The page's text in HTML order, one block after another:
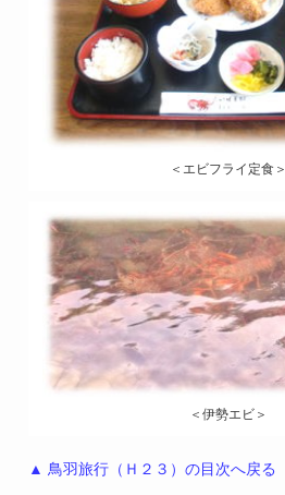
＜エビフライ定食＞
＜伊勢エビ＞
▲ 鳥羽旅行（Ｈ２３）の目次へ戻る